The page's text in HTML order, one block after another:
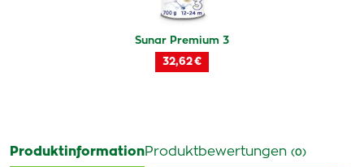
Sunar Premium 3
32,62 €
ProduktinformationProduktbewertungen (0)